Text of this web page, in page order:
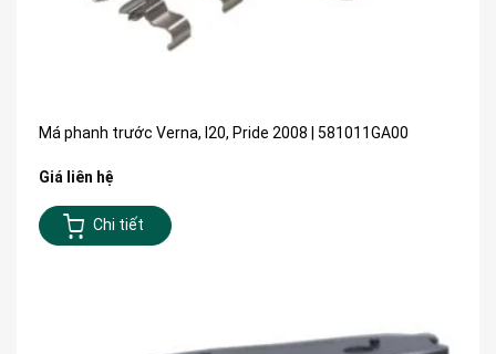
Má phanh trước Verna, I20, Pride 2008 | 581011GA00
Giá liên hệ
Chi tiết